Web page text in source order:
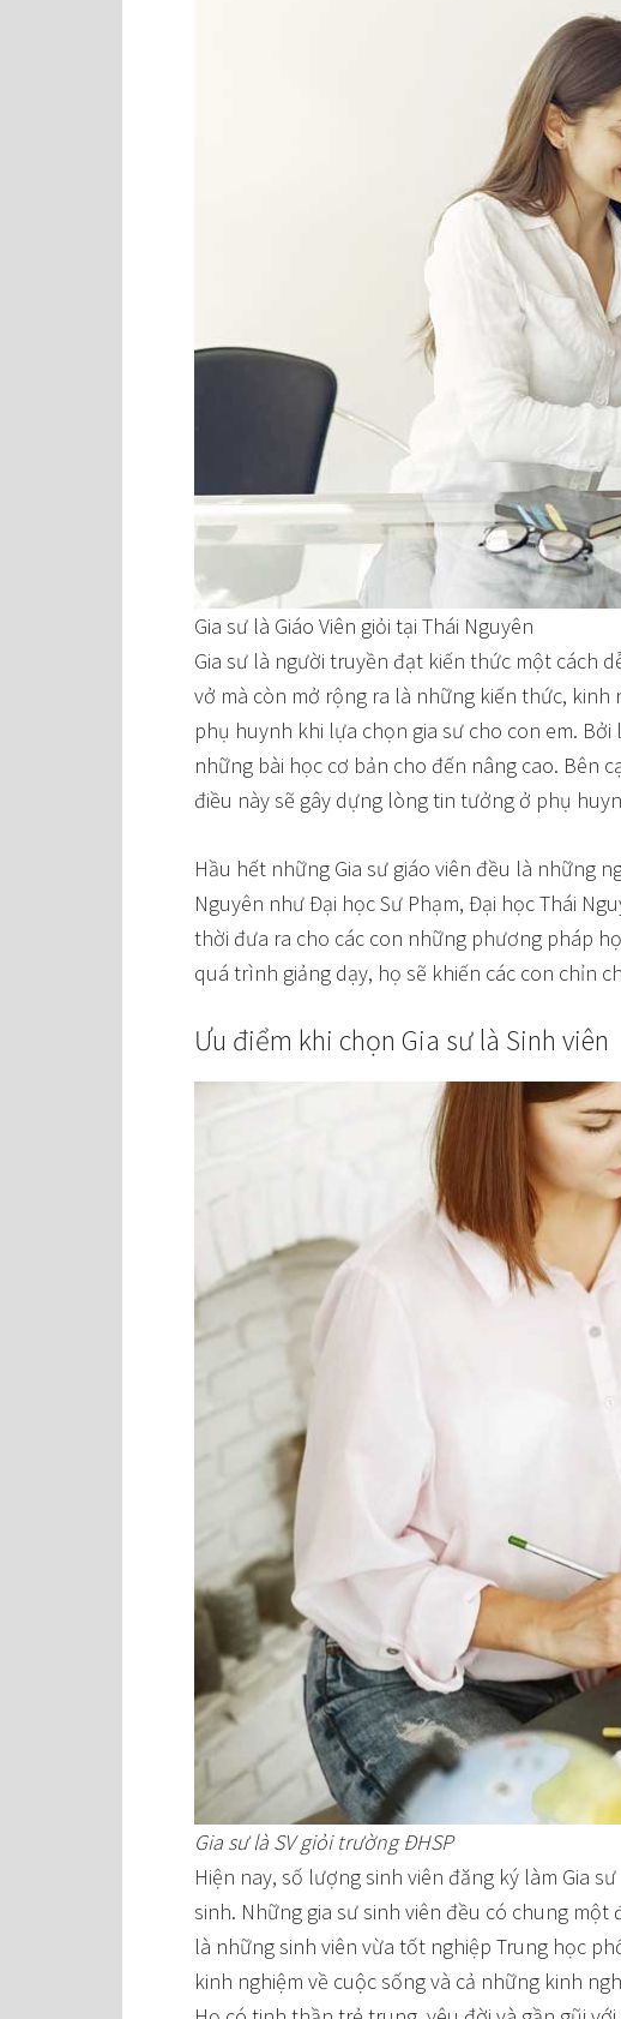
Gia sư là Giáo Viên giỏi tại Thái Nguyên
Gia sư là người truyền đạt kiến thức một cách
vở mà còn mở rộng ra là những kiến thức, kinh
phụ huynh khi lựa chọn gia sư cho con em.
những bài học cơ bản cho đến nâng cao. Bên
điều này sẽ gây dựng lòng tin tưởng ở phụ
Hầu hết những Gia sư giáo viên đều là những
Nguyên như Đại học Sư Phạm, Đại học Thái
thời đưa ra cho các con những phương pháp
quá trình giảng dạy, họ sẽ khiến các con chỉn
Ưu điểm khi chọn Gia sư là Sinh viên
Gia sư là SV giỏi trường ĐHSP
Hiện nay, số lượng sinh viên đăng ký làm Gia
sinh. Những gia sư sinh viên đều có chung
là những sinh viên vừa tốt nghiệp Trung học
kinh nghiệm về cuộc sống và cả những kinh